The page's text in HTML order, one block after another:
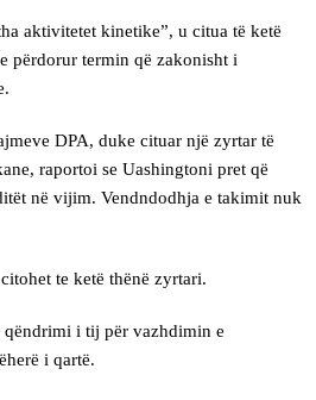
aktivitetet kinetike”, u citua të ketë
përdorur termin që zakonisht i
DPA, duke cituar një zyrtar të
raportoi se Uashingtoni pret që
në vijim. Vendndodhja e takimit nuk
te ketë thënë zyrtari.
i tij për vazhdimin e
i qartë.